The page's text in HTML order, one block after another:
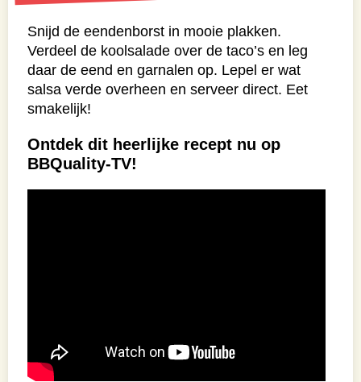
Snijd de eendenborst in mooie plakken.
Verdeel de koolsalade over de taco’s en leg
daar de eend en garnalen op. Lepel er wat
salsa verde overheen en serveer direct. Eet
smakelijk!
Ontdek dit heerlijke recept nu op
BBQuality-TV!